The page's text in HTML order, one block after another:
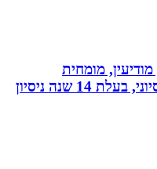
מומחית
להתנהלות כלכלית ויעוץ פנסיוני, בעלת 14 שנה ניסיון